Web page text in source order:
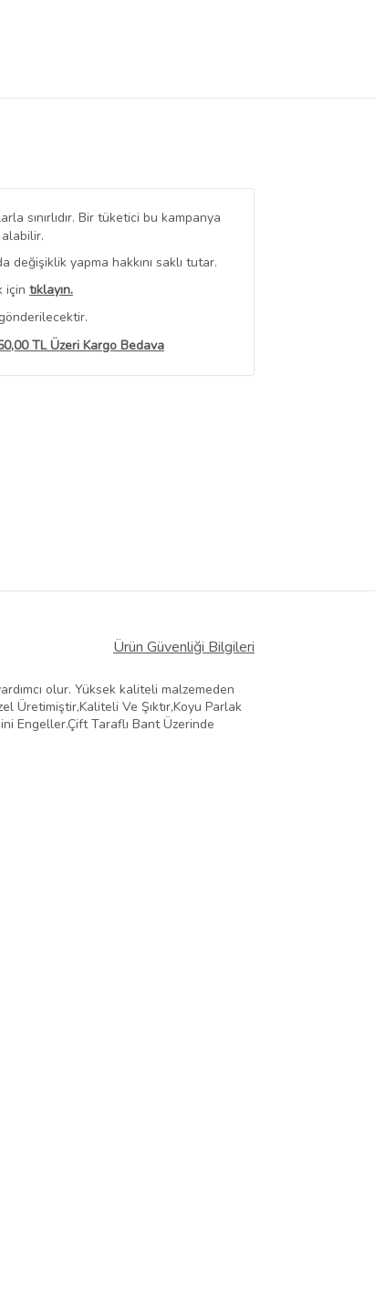
sınırlıdır. Bir tüketici bu kampanya
değişiklik yapma hakkını saklı tutar.
için tıklayın.
TL Üzeri Kargo Bedava
Ürün Güvenliği Bilgileri
olur. Yüksek kaliteli malzemeden
Üretimiştir,Kaliteli Ve Şıktır,Koyu Parlak
Engeller.Çift Taraflı Bant Üzerinde